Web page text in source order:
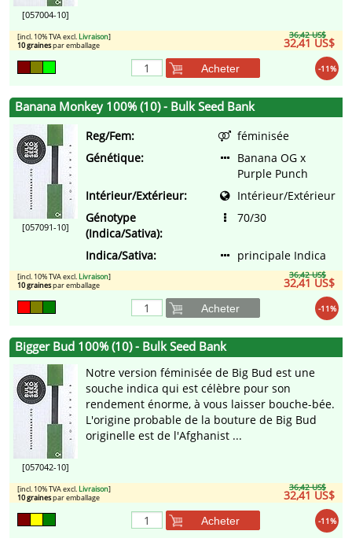
[057004-10]
36,42 US$
32,41 US$
[incl. 10% TVA excl. Livraison]
10 grainespar emballage
-11%
Acheter
Banana Monkey 100% (10) - Bulk Seed Bank
[057091-10]
Reg/Fem:
féminisée
Génétique:
Banana OG x
Purple Punch
Intérieur/Extérieur:
Intérieur/Extérieur
Génotype
(Indica/Sativa):
70/30
Indica/Sativa: principale Indica
36,42 US$
32,41 US$
[incl. 10% TVA excl. Livraison]
10 grainespar emballage
-11%
Acheter
Bigger Bud 100% (10) - Bulk Seed Bank
[057042-10]
Notre version féminisée de Big Bud est une
souche indica qui est célèbre pour son
rendement énorme, à vous laisser bouche-bée.
L'origine probable de la bouture de Big Bud
originelle est de l'Afghanist ...
36,42 US$
32,41 US$
[incl. 10% TVA excl. Livraison]
10 grainespar emballage
-11%
Acheter